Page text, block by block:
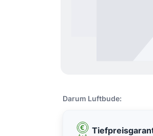
Darum Luftbude: